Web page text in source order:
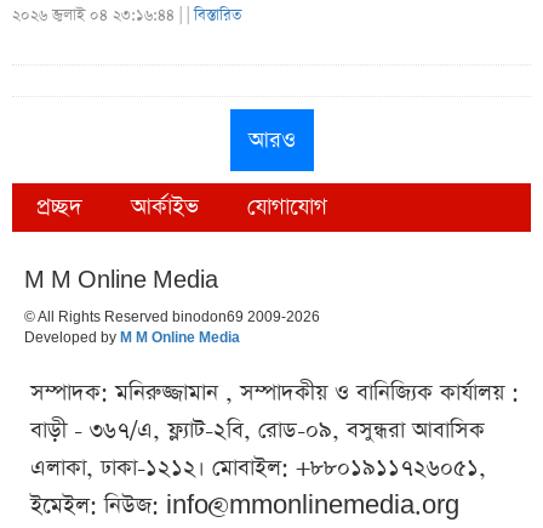
২০২৬ জুলাই ০৪ ২৩:১৬:৪৪ | |বিস্তারিত
আরও
প্রচ্ছদ আর্কাইভ যোগাযোগ
M M Online Media
© All Rights Reserved binodon69 2009-2026
Developed by M M Online Media
সম্পাদক: মনিরুজ্জামান , সম্পাদকীয় ও বানিজ্যিক কার্যালয় :
বাড়ী - ৩৬৭/এ, ফ্ল্যাট-২বি, রোড-০৯, বসুন্ধরা আবাসিক
এলাকা, ঢাকা-১২১২। মোবাইল: +৮৮০১৯১১৭২৬০৫১,
ইমেইল: নিউজ: info@mmonlinemedia.org